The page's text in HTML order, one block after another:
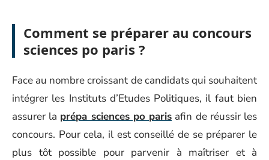
Comment se préparer au concours
sciences po paris ?
Face au nombre croissant de candidats qui souhaitent
intégrer les Instituts d’Etudes Politiques, il faut bien
assurer la prépa sciences po paris afin de réussir les
concours. Pour cela, il est conseillé de se préparer le
plus tôt possible pour parvenir à maîtriser et à